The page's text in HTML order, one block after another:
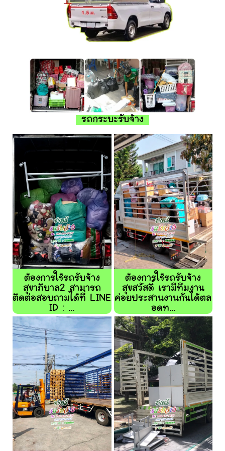
รถกระบะรับจ้าง
ต้องการใช้รถรับจ้าง
สุขาภิบาล2 สามารถ
ติดต่อสอบถามได้ที่ LINE
ID : ...
ต้องการใช้รถรับจ้าง
สุขสวัสดิ์ เรามีทีมงาน
ค่อยประสานงานกันได้ตล
อดท...